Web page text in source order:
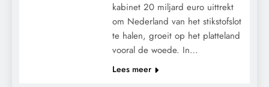
kabinet 20 miljard euro uittrekt
om Nederland van het stikstofslot
te halen, groeit op het platteland
vooral de woede. In…
Lees meer